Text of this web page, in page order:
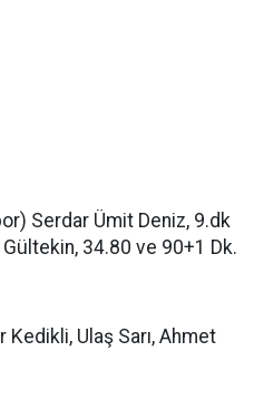
Serdar Ümit Deniz, 9.dk
Gültekin, 34.80 ve 90+1 Dk.
Kedikli, Ulaş Sarı, Ahmet